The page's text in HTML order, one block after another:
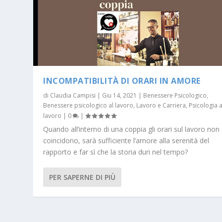
INCOMPATIBILITÀ DI ORARI IN AMORE
di Claudia Campisi | Giu 14, 2021 | Benessere Psicologico,
Benessere psicologico al lavoro, Lavoro e Carriera, Psicologia
lavoro | 0 |
Quando all’interno di una coppia gli orari sul lavoro non
coincidono, sarà sufficiente l’amore alla serenità del
rapporto e far sì che la storia duri nel tempo?
PER SAPERNE DI PIÙ